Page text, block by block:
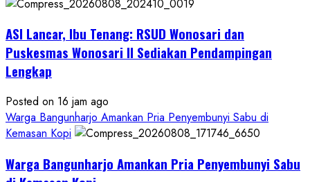
ASI Lancar, Ibu Tenang: RSUD Wonosari dan
Puskesmas Wonosari II Sediakan Pendampingan
Lengkap
Posted on 16 jam ago
Warga Bangunharjo Amankan Pria Penyembunyi Sabu di
Kemasan Kopi
Warga Bangunharjo Amankan Pria Penyembunyi Sabu